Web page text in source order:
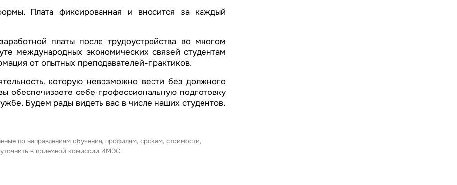
Плата фиксированная и вносится за каждый
платы после трудоустройства во многом
международных экономических связей студентам
от опытных преподавателей-практиков.
которую невозможно вести без должного
обеспечиваете себе профессиональную подготовку
Будем рады видеть вас в числе наших студентов.
по направлениям обучения, профилям, срокам, стоимости,
в приемной комиссии ИМЭС.